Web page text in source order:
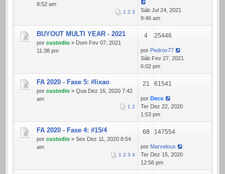
8:52 am
1 2 3
Sáb Jul 24, 2021
9:46 am
BUYOUT MULTI YEAR - 2021
por custodio » Dom Fev 07, 2021
11:38 pm
4 25446
por Pedrox77
Sáb Fev 27, 2021
6:02 pm
FA 2020 - Fase 5: #lixao
por custodio » Qua Dez 16, 2020 7:42
am
1 2
21 61541
por Deco
Ter Dez 22, 2020
1:53 pm
FA 2020 - Fase 4: #15/4
por custodio » Sex Dez 11, 2020 8:54
am
1 2 3 4
68 147554
por Marvelous
Ter Dez 15, 2020
12:56 pm